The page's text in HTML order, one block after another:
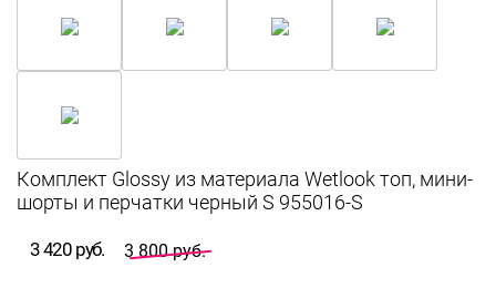
3 420 руб. 3 800 руб.